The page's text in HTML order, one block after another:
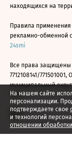
На нашем сайте
персонализации.
подтверждаете свое
и технологий
отношении
находящихся на
Правила применения
рекламно-обменной
24smi
Все права
7712108141/771501001,
муниципальный
2026